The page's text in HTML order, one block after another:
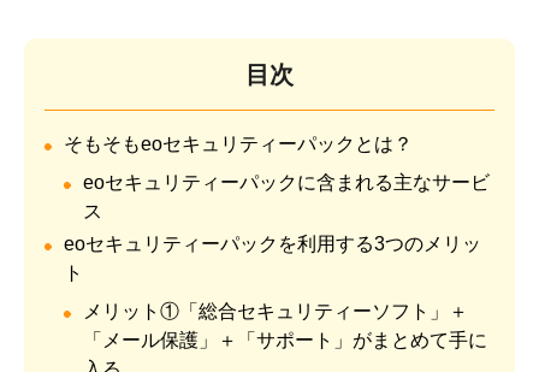
目次
そもそもeoセキュリティーパックとは？
eoセキュリティーパックに含まれる主なサービ
ス
eoセキュリティーパックを利用する3つのメリッ
ト
メリット①「総合セキュリティーソフト」＋
「メール保護」＋「サポート」がまとめて手に